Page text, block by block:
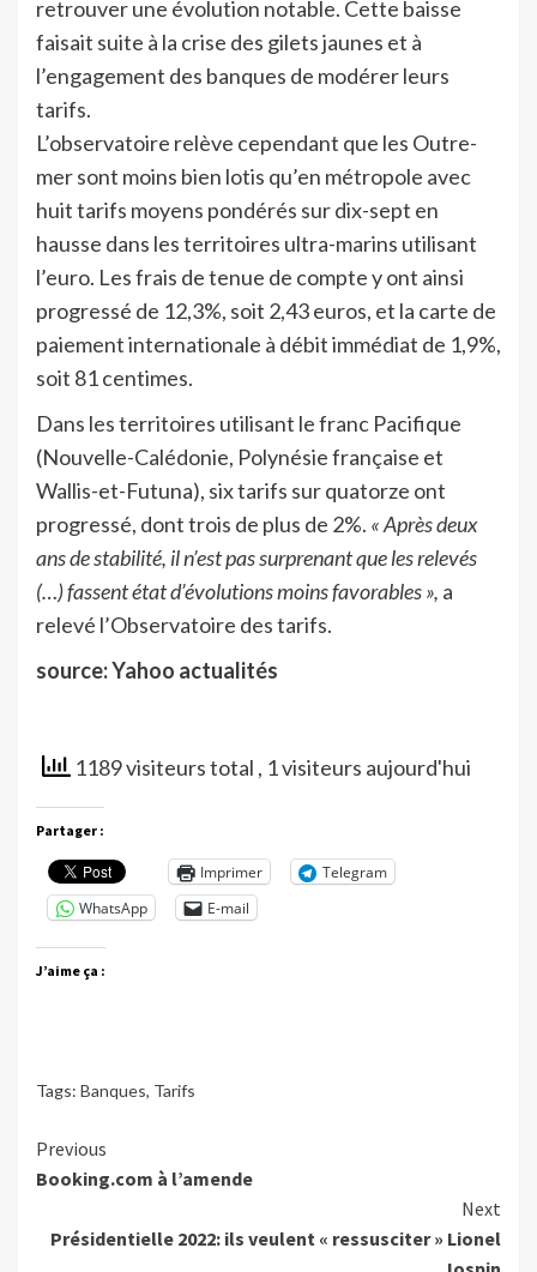
retrouver une évolution notable. Cette baisse
faisait suite à la crise des gilets jaunes et à
l’engagement des banques de modérer leurs
tarifs.
L’observatoire relève cependant que les Outre-
mer sont moins bien lotis qu’en métropole avec
huit tarifs moyens pondérés sur dix-sept en
hausse dans les territoires ultra-marins utilisant
l’euro. Les frais de tenue de compte y ont ainsi
progressé de 12,3%, soit 2,43 euros, et la carte de
paiement internationale à débit immédiat de 1,9%,
soit 81 centimes.
Dans les territoires utilisant le franc Pacifique
(Nouvelle-Calédonie, Polynésie française et
Wallis-et-Futuna), six tarifs sur quatorze ont
progressé, dont trois de plus de 2%. « Après deux
ans de stabilité, il n’est pas surprenant que les relevés
(…) fassent état d’évolutions moins favorables », a
relevé l’Observatoire des tarifs.
source: Yahoo actualités
1189 visiteurs total , 1 visiteurs aujourd'hui
Partager :
Imprimer
Telegram
WhatsApp
E-mail
J’aime ça :
Tags: Banques, Tarifs
Continue
Reading
Previous
Booking.com à l’amende
Next
Présidentielle 2022: ils veulent « ressusciter » Lionel